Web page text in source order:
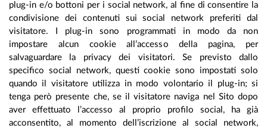
plug-in e/o bottoni per i social network, al fine di consentire la
condivisione dei contenuti sui social network preferiti dal
visitatore. I plug-in sono programmati in modo da non
impostare alcun cookie all’accesso della pagina, per
salvaguardare la privacy dei visitatori. Se previsto dallo
specifico social network, questi cookie sono impostati solo
quando il visitatore utilizza in modo volontario il plug-in; si
tenga però presente che, se il visitatore naviga nel Sito dopo
aver effettuato l’accesso al proprio profilo social, ha già
acconsentito, al momento dell’iscrizione al social network,